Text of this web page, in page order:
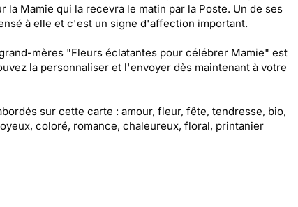
la Mamie qui la recevra le matin par la Poste. Un de ses
à elle et c'est un signe d'affection important.
mères "Fleurs éclatantes pour célébrer Mamie" est
la personnaliser et l'envoyer dès maintenant à votre
sur cette carte : amour, fleur, fête, tendresse, bio,
coloré, romance, chaleureux, floral, printanier